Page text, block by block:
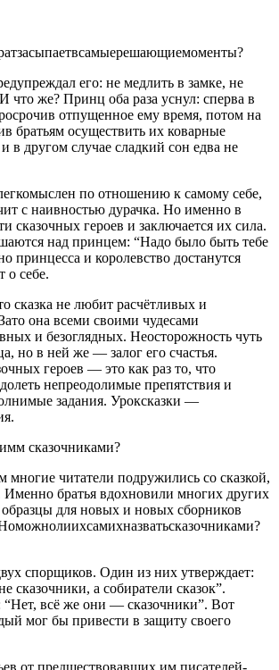
его: не медлить в замке, не
что же? Принц оба раза уснул: сперва в
отпущенное ему время, потом на
братьям осуществить их коварные
в другом случае сладкий сон едва не
по отношению к самому себе,
с наивностью дурачка. Но именно в
сказочных героев и заключается их сила.
над принцем: “Надо было быть тебе
принцесса и королевство достанутся
о себе.
сказка не любит расчётливых и
она всеми своими чудесами
и безоглядных. Неосторожность чуть
но в ней же — залог его счастья.
героев — это как раз то, что
непреодолимые препятствия и
задания. Уроксказки —
сказочниками?
многие читатели подружились со сказкой,
братья вдохновили многих других
образцы для новых и новых сборников
спорщиков. Один из них утверждает:
сказочники, а собиратели сказок”.
“Нет, всё же они — сказочники”. Вот
мог бы привести в защиту своего
от предшествовавших им писателей-